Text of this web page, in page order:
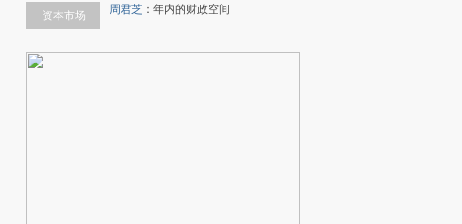
资本市场 周君芝 ： 年内的财政空间